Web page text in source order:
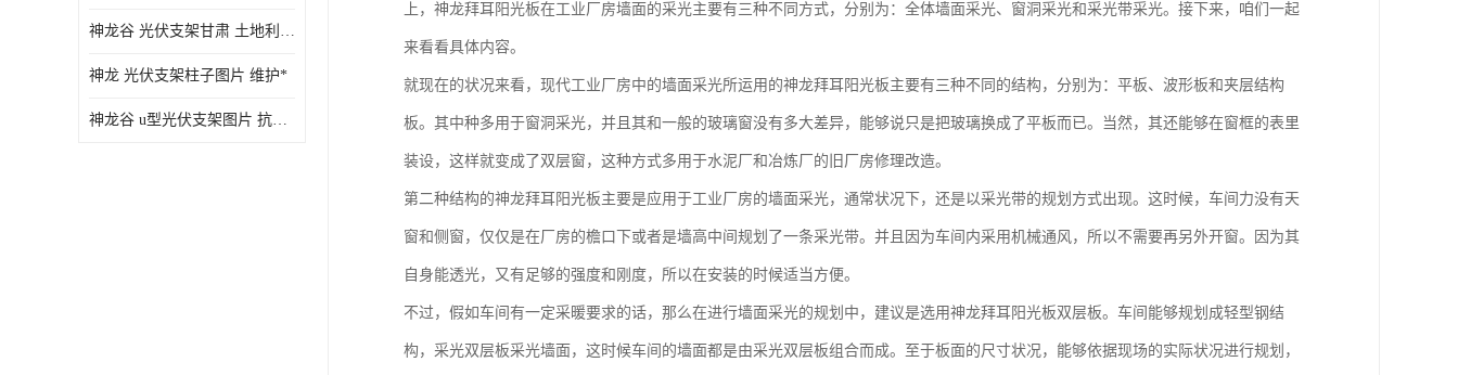
神龙谷 光伏支架甘肃 土地利用率高
神龙 光伏支架柱子图片 维护*
神龙谷 u型光伏支架图片 抗紫外线
上，神龙拜耳阳光板在工业厂房墙面的采光主要有三种不同方式，分别为：全体墙面采光、窗洞采光和采光带采光。接下来，咱们一起
来看看具体内容。
就现在的状况来看，现代工业厂房中的墙面采光所运用的神龙拜耳阳光板主要有三种不同的结构，分别为：平板、波形板和夹层结构
板。其中种多用于窗洞采光，并且其和一般的玻璃窗没有多大差异，能够说只是把玻璃换成了平板而已。当然，其还能够在窗框的表里
装设，这样就变成了双层窗，这种方式多用于水泥厂和冶炼厂的旧厂房修理改造。
第二种结构的神龙拜耳阳光板主要是应用于工业厂房的墙面采光，通常状况下，还是以采光带的规划方式出现。这时候，车间力没有天
窗和侧窗，仅仅是在厂房的檐口下或者是墙高中间规划了一条采光带。并且因为车间内采用机械通风，所以不需要再另外开窗。因为其
自身能透光，又有足够的强度和刚度，所以在安装的时候适当方便。
不过，假如车间有一定采暖要求的话，那么在进行墙面采光的规划中，建议是选用神龙拜耳阳光板双层板。车间能够规划成轻型钢结
构，采光双层板采光墙面，这时候车间的墙面都是由采光双层板组合而成。至于板面的尺寸状况，能够依据现场的实际状况进行规划，